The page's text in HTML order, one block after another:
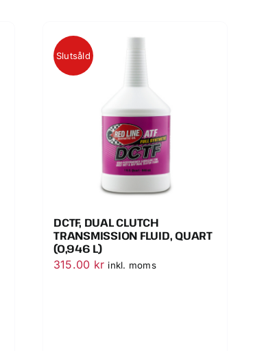
Slutsåld
DCTF, DUAL CLUTCH
TRANSMISSION FLUID, QUART
(0,946 L)
315.00 kr inkl. moms